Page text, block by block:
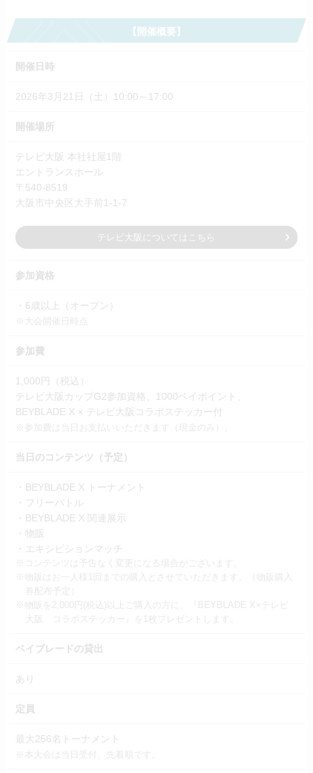
【開催概要】
開催日時
2026年3月21日（土）10:00～17:00
開催場所
テレビ大阪 本社社屋1階
エントランスホール
〒540-8519
大阪市中央区大手前1-1-7
テレビ大阪についてはこちら
参加資格
・6歳以上（オープン）
※大会開催日時点
参加費
1,000円（税込）
テレビ大阪カップG2参加資格、1000ベイポイント、
BEYBLADE X × テレビ大阪コラボステッカー付
※参加費は当日お支払いいただきます（現金のみ）。
当日のコンテンツ（予定）
・BEYBLADE X トーナメント
・フリーバトル
・BEYBLADE X 関連展示
・物販
・エキシビションマッチ
※コンテンツは予告なく変更になる場合がございます。
※物販はお一人様1回までの購入とさせていただきます。（物販購入
券配布予定）
※物販を2,000円(税込)以上ご購入の方に、『BEYBLADE X×テレビ
大阪 コラボステッカー』を1枚プレゼントします。
ベイブレードの貸出
あり
定員
最大256名トーナメント
※本大会は当日受付、先着順です。